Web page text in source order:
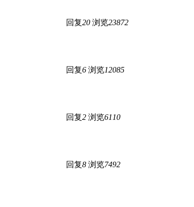
回复20 浏览23872
回复6 浏览12085
回复2 浏览6110
回复8 浏览7492